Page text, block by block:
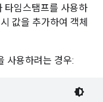
타임스탬프를 사용하
값을 추가하여 객체
사용하려는 경우: